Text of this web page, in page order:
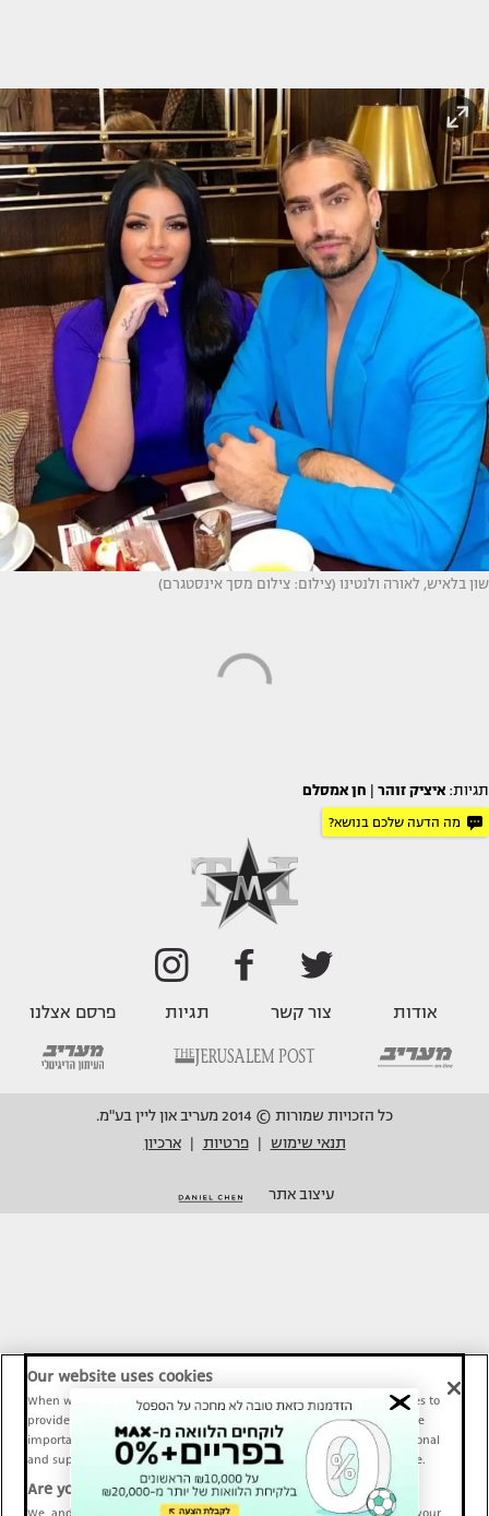
שון בלאיש, לאורה ולנטינו (צילום: צילום מסך אינסטגרם)
תגיות: איציק זוהר חן אמסלם
מה הדעה שלכם בנושא?
אודות צור קשר תגיות פרסם אצלנו
כל הזכויות שמורות © 2014 מעריב און ליין בע"מ.
תנאי שימוש
פרטיות ארכיון
עיצוב אתר
Our website uses cookies
When we provide Maariv, TMI and Sport1 content online, we use cookies to
provide social media features and to analyze our traffic. These tools are
important and necessary for our website functionality. Others are optional
and support Maariv, TMI and Sport1 activity and your online experience.
Are you happy to accept cookies?
We, and our partners, use information about your use of our site and your